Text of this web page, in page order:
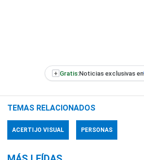
+ Gratis:Noticias exclusivas en
TEMAS RELACIONADOS
ACERTIJO VISUAL PERSONAS